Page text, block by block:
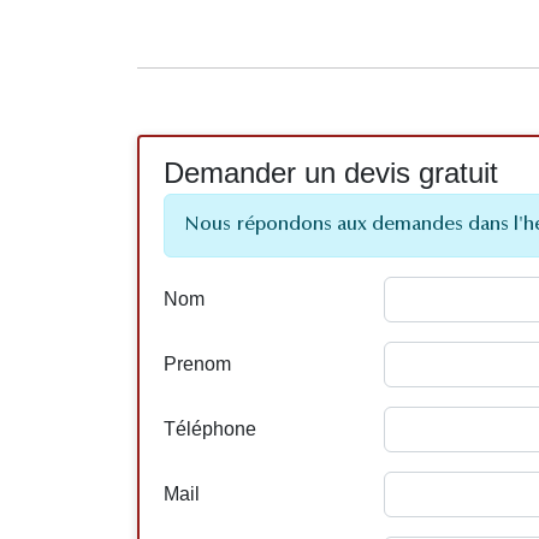
Demander un devis gratuit
Nous répondons aux demandes dans
Nom
Prenom
Téléphone
Mail